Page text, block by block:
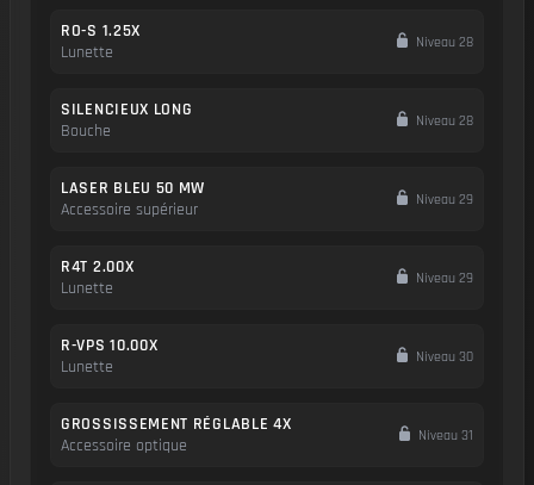
RO-S 1.25X
Lunette
Niveau 28
SILENCIEUX LONG
Bouche
Niveau 28
LASER BLEU 50 MW
Accessoire supérieur
Niveau 29
R4T 2.00X
Lunette
Niveau 29
R-VPS 10.00X
Lunette
Niveau 30
GROSSISSEMENT RÉGLABLE 4X
Accessoire optique
Niveau 31